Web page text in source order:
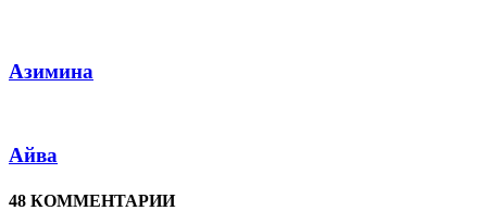
Азимина
Айва
48 КОММЕНТАРИИ